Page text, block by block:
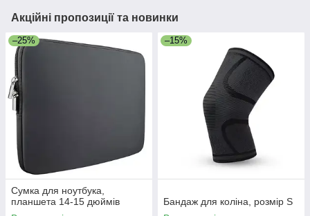
Акційні пропозиції та новинки
–25%
Сумка для ноутбука,
планшета 14-15 дюймів
–15%
Бандаж для коліна, розмір S